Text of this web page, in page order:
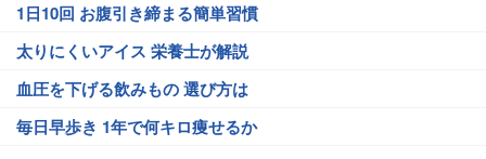
1日10回 お腹引き締まる簡単習慣
太りにくいアイス 栄養士が解説
血圧を下げる飲みもの 選び方は
毎日早歩き 1年で何キロ痩せるか